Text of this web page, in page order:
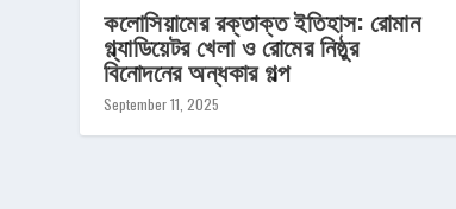
কলোসিয়ামের রক্তাক্ত ইতিহাস: রোমান
গ্ল্যাডিয়েটর খেলা ও রোমের নিষ্ঠুর
বিনোদনের অন্ধকার গল্প
September 11, 2025